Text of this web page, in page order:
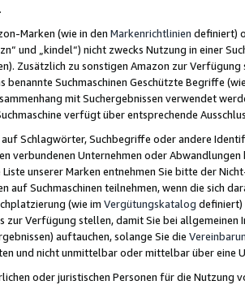
Marken (wie in den Markenrichtlinien definiert)
und „kindel“) nicht zwecks Nutzung in einer
Zusätzlich zu sonstigen Amazon zur
benannte Suchmaschinen Geschützte Begriffe
mit Suchergebnissen verwendet
verfügt über entsprechende
Schlagwörter, Suchbegriffe oder andere
verbundenen Unternehmen oder
unserer Marken entnehmen Sie bitte der
auf Suchmaschinen teilnehmen, wenn die sich
(wie im Vergütungskatalog definiert)
zur Verfügung stellen, damit Sie bei
auftauchen, solange Sie die
und nicht unmittelbar oder mittelbar über eine
oder juristischen Personen für die Nutzung